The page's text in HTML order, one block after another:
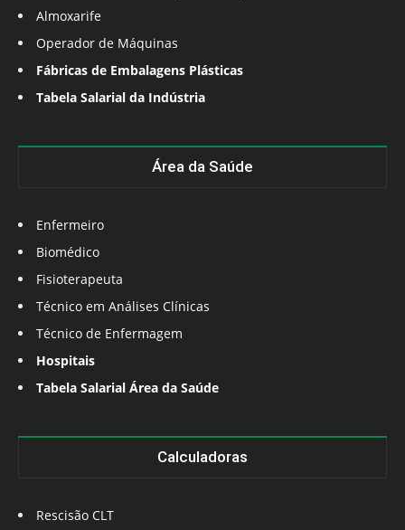
Almoxarife
Operador de Máquinas
Fábricas de Embalagens Plásticas
Tabela Salarial da Indústria
Área da Saúde
Enfermeiro
Biomédico
Fisioterapeuta
Técnico em Análises Clínicas
Técnico de Enfermagem
Hospitais
Tabela Salarial Área da Saúde
Calculadoras
Rescisão CLT